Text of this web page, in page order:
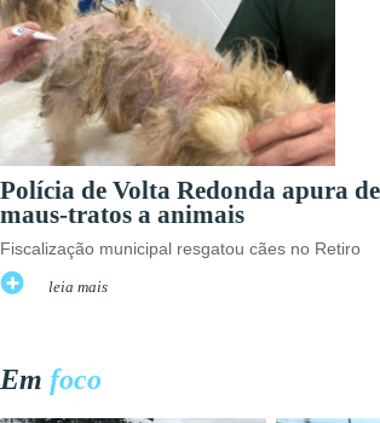
Polícia de Volta Redonda apura
maus-tratos a animais
Fiscalização municipal resgatou cães no Retiro
leia mais
Em foco